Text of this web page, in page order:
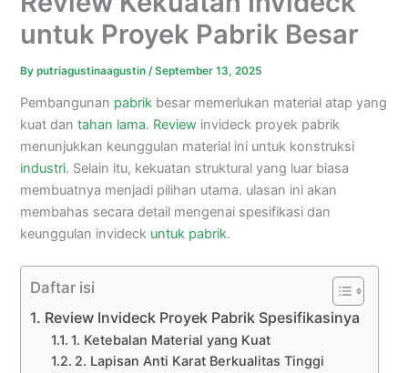
untuk Proyek Pabrik Besar
Byputriagustinaagustin /September 13, 2025
Pembangunan pabrik besar memerlukan material atap yang
kuat dantahan lama. Review invideck proyek pabrik
menunjukkan keunggulan material ini untuk konstruksi
industri. Selain itu, kekuatan struktural yang luar biasa
membuatnya menjadi pilihan utama. ulasan ini akan
membahas secara detail mengenai spesifikasi dan
keunggulan invideck untuk pabrik.
Daftar isi
Review Invideck Proyek Pabrik Spesifikasinya
1. Ketebalan Material yang Kuat
2. Lapisan Anti Karat Berkualitas Tinggi